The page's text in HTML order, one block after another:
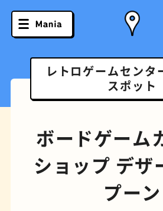
レトロゲームセンタ
スポット
ボードゲーム
ショップ デザ
プーン